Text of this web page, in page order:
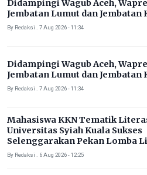
Didampingi Wagub Aceh,
Jembatan Lumut dan Jembatan
By Redaksi . 7 Aug 2026 - 11:34
Didampingi Wagub Aceh,
Jembatan Lumut dan Jembatan
By Redaksi . 7 Aug 2026 - 11:34
Mahasiswa KKN Tematik
Universitas Syiah Kuala Sukses
Selenggarakan Pekan Lomba
Gampong Rhieng Blang
By Redaksi . 6 Aug 2026 - 12:25